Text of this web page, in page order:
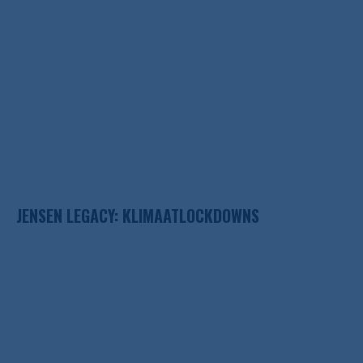
JENSEN LEGACY: KLIMAATLOCKDOWNS